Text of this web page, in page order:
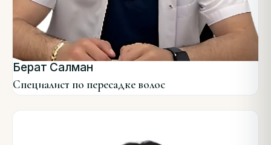
Берат Салман
Специалист по пересадке волос